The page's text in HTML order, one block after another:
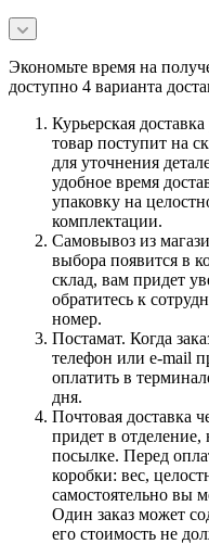
Экономьте время на
доступно 4 варианта
Курьерская
товар поступит на
для уточнения
удобное время
упаковку на
комплектации.
Самовывоз из
выбора появится в
склад, вам придет
обратитесь к
номер.
Постамат. Когда
телефон или e-mail
оплатить в
дня.
Почтовая доставка
придет в
посылке. Перед
коробки: вес,
самостоятельно вы
Один заказ может
его стоимость не